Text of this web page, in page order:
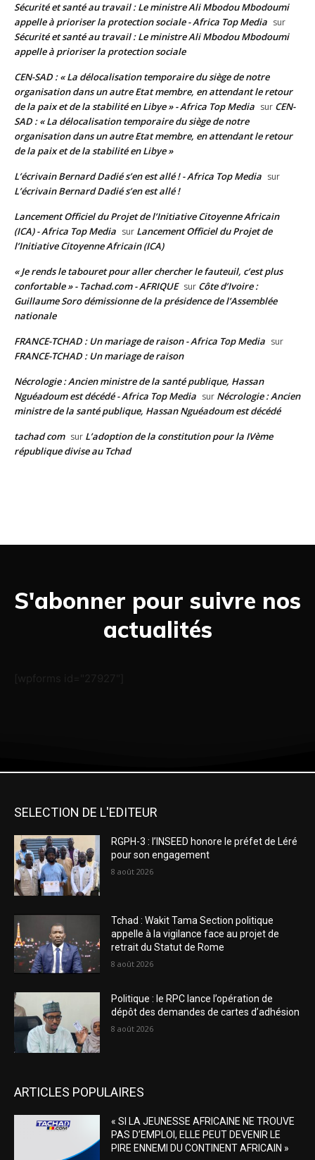
Sécurité et santé au travail : Le ministre Ali Mbodou Mbodoumi
appelle à prioriser la protection sociale - Africa Top Media sur
Sécurité et santé au travail : Le ministre Ali Mbodou Mbodoumi
appelle à prioriser la protection sociale
CEN-SAD : « La délocalisation temporaire du siège de notre
organisation dans un autre Etat membre, en attendant le retour
de la paix et de la stabilité en Libye » - Africa Top Media sur CEN-
SAD : « La délocalisation temporaire du siège de notre
organisation dans un autre Etat membre, en attendant le retour
de la paix et de la stabilité en Libye »
L’écrivain Bernard Dadié s’en est allé ! - Africa Top Media sur
L’écrivain Bernard Dadié s’en est allé !
Lancement Officiel du Projet de l’Initiative Citoyenne Africain
(ICA) - Africa Top Media sur Lancement Officiel du Projet de
l’Initiative Citoyenne Africain (ICA)
« Je rends le tabouret pour aller chercher le fauteuil, c’est plus
confortable » - Tachad.com - AFRIQUE sur Côte d’Ivoire :
Guillaume Soro démissionne de la présidence de l’Assemblée
nationale
FRANCE-TCHAD : Un mariage de raison - Africa Top Media sur
FRANCE-TCHAD : Un mariage de raison
Nécrologie : Ancien ministre de la santé publique, Hassan
Nguéadoum est décédé - Africa Top Media sur Nécrologie : Ancien
ministre de la santé publique, Hassan Nguéadoum est décédé
tachad com sur L’adoption de la constitution pour la IVème
république divise au Tchad
S'abonner pour suivre nos
actualités
[wpforms id="27927"]
SELECTION DE L'EDITEUR
RGPH-3 : l’INSEED honore le préfet de Léré
pour son engagement
8 août 2026
Tchad : Wakit Tama Section politique
appelle à la vigilance face au projet de
retrait du Statut de Rome
8 août 2026
Politique : le RPC lance l’opération de
dépôt des demandes de cartes d’adhésion
8 août 2026
ARTICLES POPULAIRES
« SI LA JEUNESSE AFRICAINE NE TROUVE
PAS D’EMPLOI, ELLE PEUT DEVENIR LE
PIRE ENNEMI DU CONTINENT AFRICAIN »